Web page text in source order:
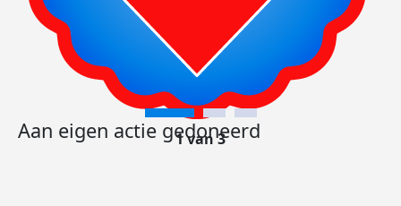
Aan eigen actie gedoneerd
1 van 3